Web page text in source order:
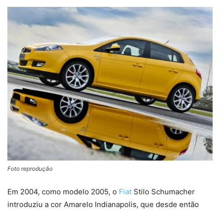
Foto reprodução
Em 2004, como modelo 2005, o Fiat Stilo Schumacher
introduziu a cor Amarelo Indianapolis, que desde então